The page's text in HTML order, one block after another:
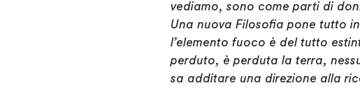
vediamo, sono come parti di
Una nuova Filosofia pone tutto
l’elemento fuoco è del tutto
perduto, è perduta la terra,
sa additare una direzione alla